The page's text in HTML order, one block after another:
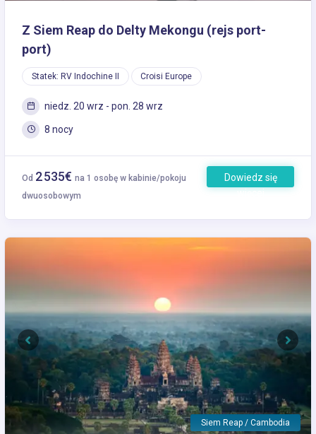
Z Siem Reap do Delty Mekongu (rejs port-
port)
Statek: RV Indochine II Croisi Europe
niedz. 20 wrz - pon. 28 wrz
8 nocy
Od 2 535€ na 1 osobę w kabinie/pokoju
dwuosobowym
Dowiedz się
więcej
Siem Reap / Cambodia
Previous Next